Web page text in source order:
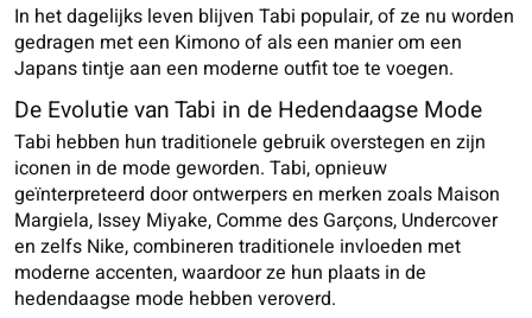
In het dagelijks leven blijven Tabi populair, of ze nu worden
gedragen met een Kimono of als een manier om een
Japans tintje aan een moderne outfit toe te voegen.
De Evolutie van Tabi in de Hedendaagse Mode
Tabi hebben hun traditionele gebruik overstegen en zijn
iconen in de mode geworden. Tabi, opnieuw
geïnterpreteerd door ontwerpers en merken zoals Maison
Margiela, Issey Miyake, Comme des Garçons, Undercover
en zelfs Nike, combineren traditionele invloeden met
moderne accenten, waardoor ze hun plaats in de
hedendaagse mode hebben veroverd.